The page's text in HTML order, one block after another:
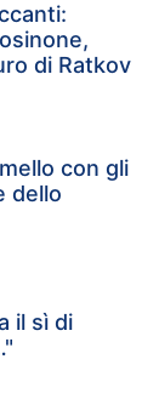
di Ratkov
con gli
dello
il sì di